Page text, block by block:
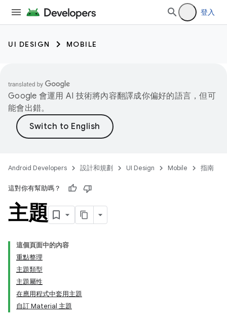
登入
UI DESIGN MOBILE
Google 會運用 AI 技術將內容翻譯成你偏好的語言，但可
能會出錯。
Android Developers 設計和規劃 UI Design Mobile 指南
這對你有幫助嗎？
主題
這個頁面中的內容
重點整理
主題類型
主題屬性
在應用程式中套用主題
自訂 Material 主題